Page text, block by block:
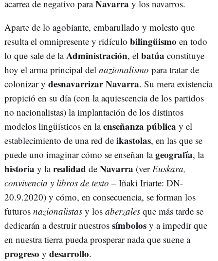
acarrea de negativo paraNavarra y los navarros.
Aparte de lo agobiante, embarullado y molesto que
resulta el omnipresente y ridículo bilingüismo en todo
lo que sale de laAdministración, el batúa constituye
hoy el arma principal del nazionalismo para tratar de
colonizar y desnavarrizarNavarra. Su mera existencia
propició en su día (con la aquiescencia de los partidos
no nacionalistas) la implantación de los distintos
modelos lingüísticos en laenseñanza pública y el
establecimiento de una red de ikastolas, en las que se
puede uno imaginar cómo se enseñan lageografía, la
historia y larealidad de Navarra (verEuskara,
convivencia y libros de texto – Iñaki Iriarte: DN-
20.9.2020) y cómo, en consecuencia, se forman los
futuros nazionalistas y los aberzales que más tarde se
dedicarán a destruir nuestros símbolos y a impedir que
en nuestra tierra pueda prosperar nada que suene a
progreso y desarrollo.